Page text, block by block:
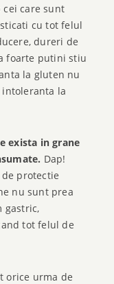
care sunt
cu tot felul
dureri de
foarte putini stiu
la gluten nu
la
exista in grane
Dap!
protectie
nu sunt prea
gastric,
tot felul de
orice urma de